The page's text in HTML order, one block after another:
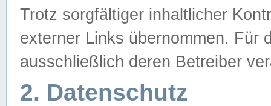
Trotz sorgfältiger inhaltlicher
externer Links übernommen. Für
ausschließlich deren Betreiber
2. Datenschutz